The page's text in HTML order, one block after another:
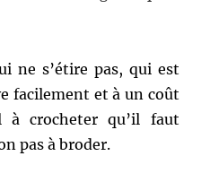
ne s’étire pas, qui est
facilement et à un coût
à crocheter qu’il faut
pas à broder.